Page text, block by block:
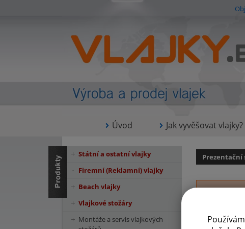
Úvod Jak vyvěšovat vlajky?
Prezentační
Státní a ostatní vlajky
Firemní (Reklamní) vlajky
Beach vlajky
Vlajkové stožáry
Montáže a servis vlajkových